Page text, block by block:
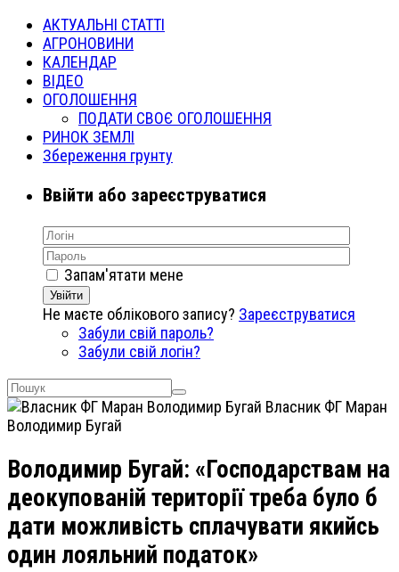
АКТУАЛЬНІ СТАТТІ
АГРОНОВИНИ
КАЛЕНДАР
ВІДЕО
ОГОЛОШЕННЯ
ПОДАТИ СВОЄ ОГОЛОШЕННЯ
РИНОК ЗЕМЛІ
Збереження грунту
Ввійти або зареєструватися
Запам'ятати мене
Увійти
Не маєте облікового запису? Зареєструватися
Забули свій пароль?
Забули свій логін?
Власник ФГ Маран
Володимир Бугай
Володимир Бугай: «Господарствам на
деокупованій території треба було б
дати можливість сплачувати якийсь
один лояльний податок»